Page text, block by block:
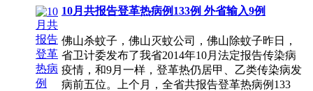
10月共报告登革热病例133例 外省输入9例
佛山杀蚊子，佛山灭蚊公司，佛山除蚊子昨日，
省卫计委发布了我省2014年10月法定报告传染病
疫情，和9月一样，登革热仍居甲、乙类传染病发
病前五位。上个月，全省共报告登革热病例133